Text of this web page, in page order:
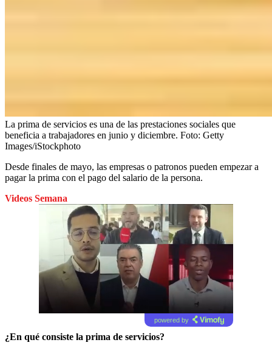
La prima de servicios es una de las prestaciones sociales que
beneficia a trabajadores en junio y diciembre. Foto: Getty
Images/iStockphoto
Desde finales de mayo, las empresas o patronos pueden empezar a
pagar la prima con el pago del salario de la persona.
Videos Semana
powered by
¿En qué consiste la prima de servicios?